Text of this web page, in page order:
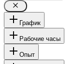
График
Рабочие часы
Опыт